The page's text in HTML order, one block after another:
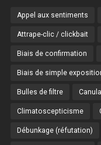
Appel aux sentiments
Attrape-clic / clickbait
Biais de confirmation
Biais de simple
Bulles de filtre
Climatoscepticisme
Débunkage (réfutation)